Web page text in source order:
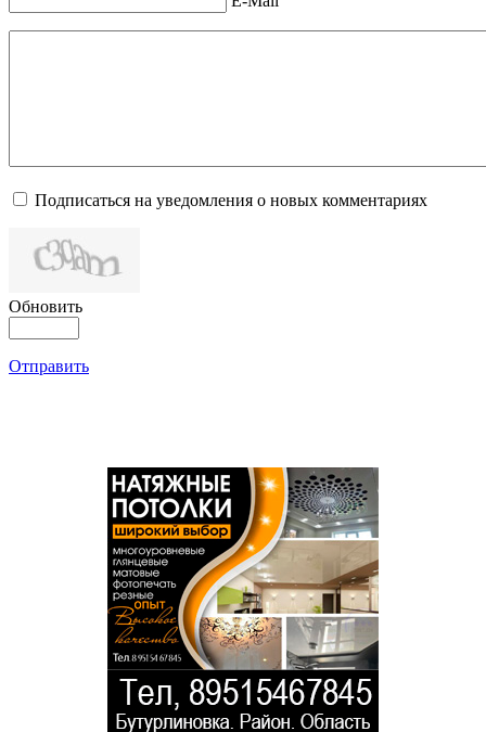
Подписаться на уведомления о новых комментариях
Обновить
Отправить